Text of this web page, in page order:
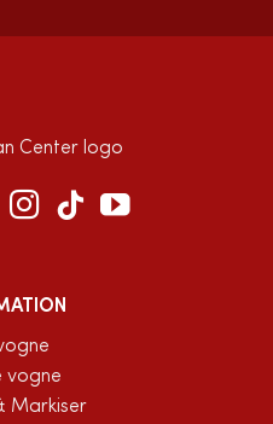
vogne
Markiser